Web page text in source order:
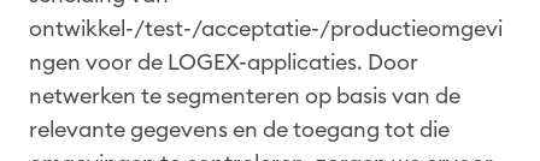
ontwikkel-/test-/acceptatie-/productieomgevi
ngen voor de LOGEX-applicaties. Door
netwerken te segmenteren op basis van de
relevante gegevens en de toegang tot die